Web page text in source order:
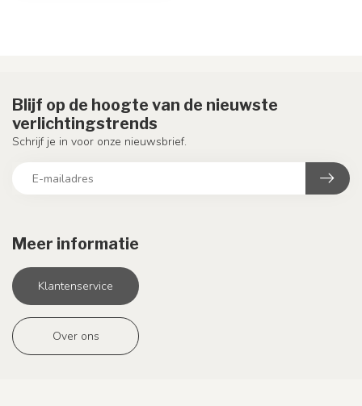
Meer informatie
Klantenservice
Over ons
Blijf op de hoogte van de nieuwste
verlichtingstrends
Schrijf je in voor onze nieuwsbrief.